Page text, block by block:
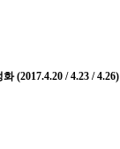
(2017.4.20 / 4.23 / 4.26)